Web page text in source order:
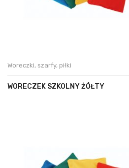
Woreczki, szarfy, piłki
WORECZEK SZKOLNY ŻÓŁTY